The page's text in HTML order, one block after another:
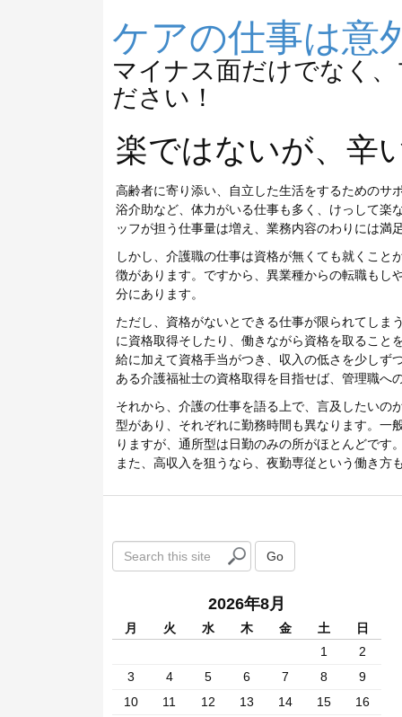
ケアの仕事は意
マイナス面だけでなく
ださい！
楽ではないが、辛
高齢者に寄り添い、自立した生活をするためのサ
浴介助など、体力がいる仕事も多く、けっして楽
ッフが担う仕事量は増え、業務内容のわりには満
しかし、介護職の仕事は資格が無くても就くこ
徴があります。ですから、異業種からの転職もし
分にあります。
ただし、資格がないとできる仕事が限られてしま
に資格取得そしたり、働きながら資格を取ること
給に加えて資格手当がつき、収入の低さを少しず
ある介護福祉士の資格取得を目指せば、管理職へ
それから、介護の仕事を語る上で、言及したいの
型があり、それぞれに勤務時間も異なります。一
りますが、通所型は日勤のみの所がほとんどで
また、高収入を狙うなら、夜勤専従という働き
e
h
Go
2026年8月
月 火 水 木 金 土
日
1
2
3
4 5 6 7 8
9
10
11 12 13 14 15
16